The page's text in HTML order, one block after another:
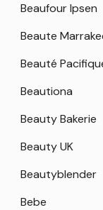
Beaufour Ipsen
Beaute
Beauté
Beautiona
Beauty Bakerie
Beauty UK
Beautyblender
Bebe